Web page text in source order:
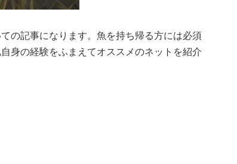
の記事になります。魚を持ち帰る方には必須
身の経験をふまえてオススメのネットを紹介